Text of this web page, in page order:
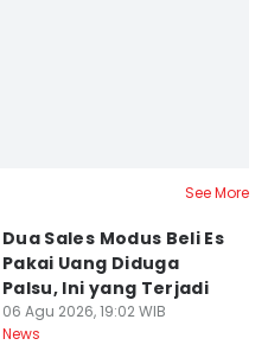
See More
Dua Sales Modus Beli Es
Pakai Uang Diduga
Palsu, Ini yang Terjadi
06 Agu 2026, 19:02 WIB
News